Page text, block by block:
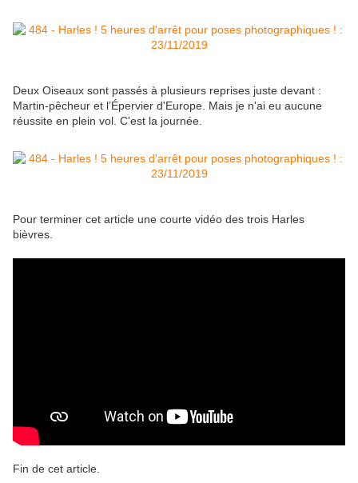
Deux Oiseaux sont passés à plusieurs reprises juste devant :
Martin-pêcheur et l’Épervier d'Europe. Mais je n'ai eu aucune
réussite en plein vol. C'est la journée.
Pour terminer cet article une courte vidéo des trois Harles
bièvres.
Fin de cet article.